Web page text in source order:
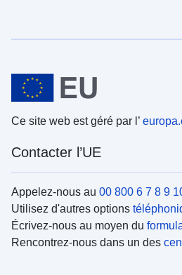
Ce site web est géré par l’
Contacter l’UE
Appelez-nous au 00 800 6 7 8 9
Utilisez d'autres options
Écrivez-nous au moyen du
Rencontrez-nous dans un des